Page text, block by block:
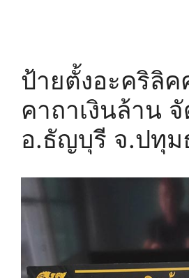
ป้ายตั้งอะคริลิค
คาถาเงินล้าน จั
อ.ธัญบุรี จ.ปทุม